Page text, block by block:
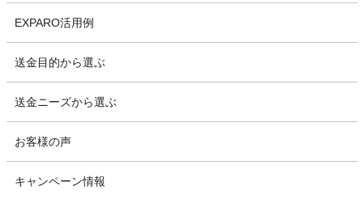
EXPARO活用例
送金目的から選ぶ
送金ニーズから選ぶ
お客様の声
キャンペーン情報